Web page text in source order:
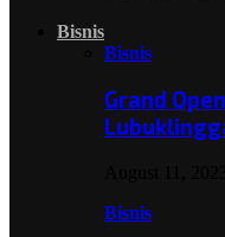
Bisnis
Bisnis
Grand
Bisnis